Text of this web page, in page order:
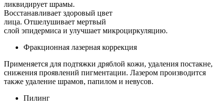
ликвидирует шрамы.
Восстанавливает здоровый цвет
лица. Отшелушивает мертвый
слой эпидермиса и улучшает микроциркуляцию.
Фракционная лазерная коррекция
Применяется для подтяжки дряблой кожи, удаления постакне,
снижения проявлений пигментации. Лазером производится
также удаление шрамов, папилом и невусов.
Пилинг